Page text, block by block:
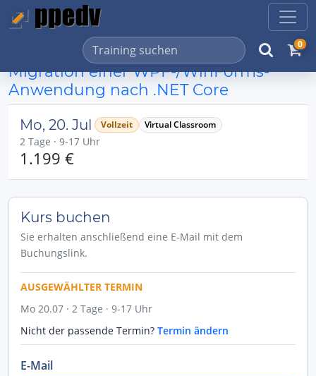
0
Migration einer WPF-/WinForms-
Anwendung nach .NET Core
Mo, 20. Jul Vollzeit Virtual Classroom
2 Tage · 9-17 Uhr
1.199 €
Kurs buchen
Sie erhalten anschließend eine E-Mail mit dem
Buchungslink.
AUSGEWÄHLTER TERMIN
Mo 20.07 · 2 Tage · 9-17 Uhr
Nicht der passende Termin? Termin ändern
E-Mail